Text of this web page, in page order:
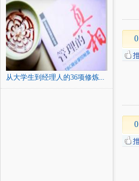
从大学生到经理人的36项修炼...
0
0